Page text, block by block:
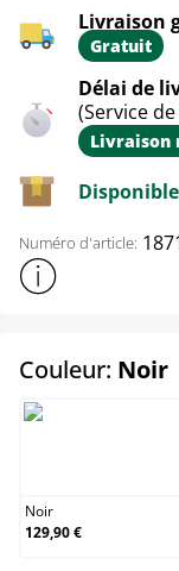
Livraison
Gratuit
Délai de
(Service
Livraison
Numéro d'article:
Afficher plus
Couleur: Noir
Noir
129,90 €